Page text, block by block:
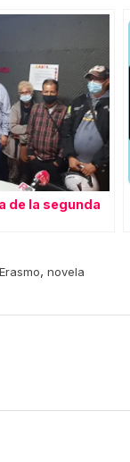
de la segunda
Erasmo, novela